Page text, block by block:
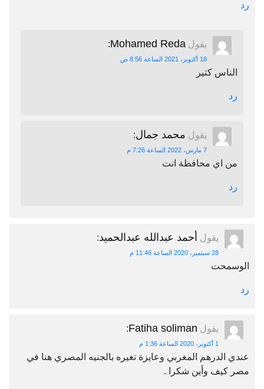
رد
يقول Mohamed Reda
:
18 أكتوبر، 2021 الساعة 8:56 ص
الناس كتير
رد
يقول محمد جمال:
7 مارس، 2022 الساعة 7:26 م
من اي محافظة انت
رد
يقول أحمد عبدالله عبدالحميد:
28 سبتمبر، 2020 الساعة 11:46 م
الوسمحت
رد
يقول Fatiha soliman
:
1 أكتوبر، 2020 الساعة 1:36 م
عندي الدرهم المغربي وعايزة تغيره بالجنيه المصري هنا في
مصر كيف وأين شكرا .